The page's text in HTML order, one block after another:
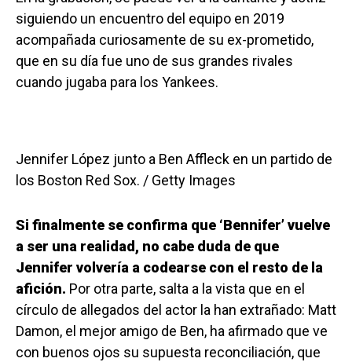
siguiendo un encuentro del equipo en 2019
acompañada curiosamente de su ex-prometido,
que en su día fue uno de sus grandes rivales
cuando jugaba para los Yankees.
Jennifer López junto a Ben Affleck en un partido de
los Boston Red Sox. / Getty Images
Si finalmente se confirma que ‘Bennifer’ vuelve
a ser una realidad, no cabe duda de que
Jennifer volvería a codearse con el resto de la
afición. Por otra parte, salta a la vista que en el
círculo de allegados del actor la han extrañado: Matt
Damon, el mejor amigo de Ben, ha afirmado que ve
con buenos ojos su supuesta reconciliación, que